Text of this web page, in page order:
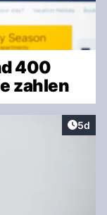
400
zahlen
5d